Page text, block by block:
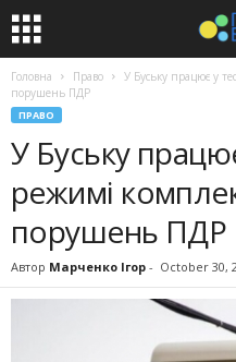
Головна Право
У Буську працює у
порушень ПДР
ПРАВО
У Буську
режимі
порушень ПДР
Автор Марченко Ігор - October 30,